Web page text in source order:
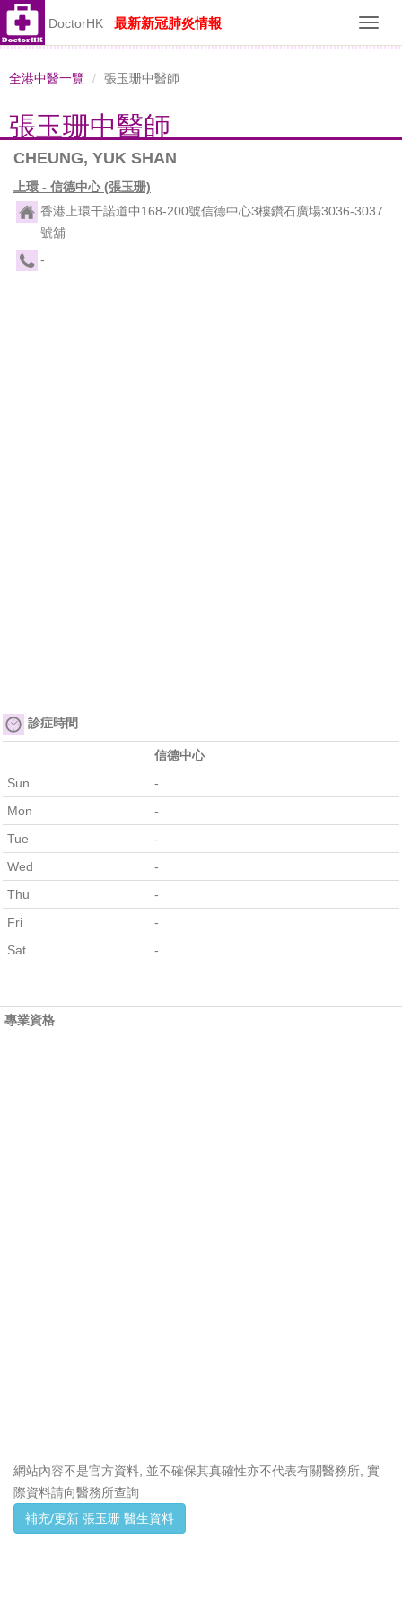
DoctorHK 最新新冠肺炎情報
全港中醫一覽 張玉珊中醫師
張玉珊中醫師
CHEUNG, YUK SHAN
上環 - 信德中心 (張玉珊)
香港上環干諾道中168-200號信德中心3樓鑽石廣場3036-3037
號舖
-
診症時間
信德中心
Sun
-
Mon
-
Tue
-
Wed
-
Thu
-
Fri
-
Sat
-
專業資格
網站內容不是官方資料, 並不確保其真確性亦不代表有關醫務所, 實
際資料請向醫務所查詢
補充/更新 張玉珊 醫生資料